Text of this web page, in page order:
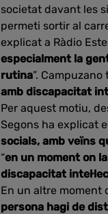
societat davant les
permeti sortir al
explicat a Ràdio
especialment la
rutina”.
amb discapacitat
Per aquest motiu,
Segons ha explicat
socials, amb veïns
“en un moment on
discapacitat
En un altre moment
persona hagi de